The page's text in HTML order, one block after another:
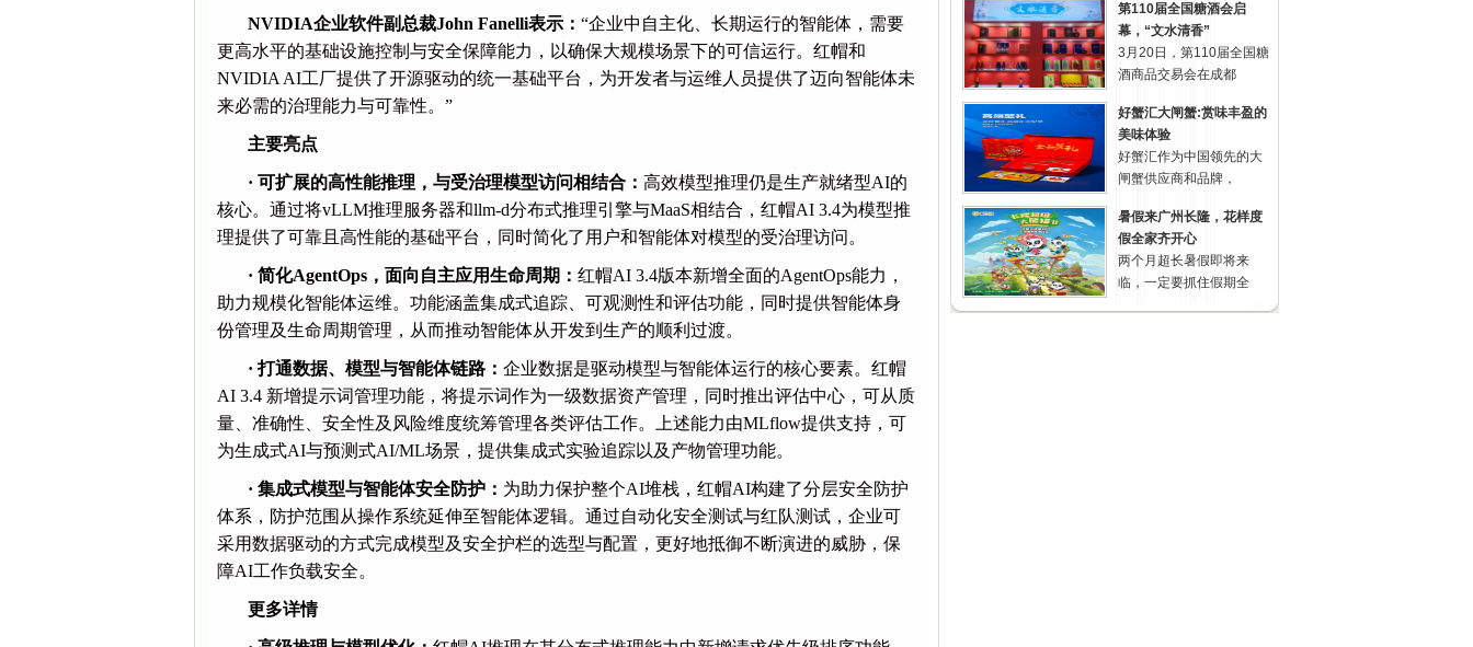
NVIDIA企业软件副总裁John Fanelli表示： “企业中自主化、长期运行的智能体，需要
更高水平的基础设施控制与安全保障能力，以确保大规模场景下的可信运行。红帽和
NVIDIA AI工厂提供了开源驱动的统一基础平台，为开发者与运维人员提供了迈向智能体未
来必需的治理能力与可靠性。”
主要亮点
· 可扩展的高性能推理，与受治理模型访问相结合： 高效模型推理仍是生产就绪型AI的
核心。通过将vLLM推理服务器和llm-d分布式推理引擎与MaaS相结合，红帽AI 3.4为模型推
理提供了可靠且高性能的基础平台，同时简化了用户和智能体对模型的受治理访问。
· 简化AgentOps，面向自主应用生命周期： 红帽AI 3.4版本新增全面的AgentOps能力，
助力规模化智能体运维。功能涵盖集成式追踪、可观测性和评估功能，同时提供智能体身
份管理及生命周期管理，从而推动智能体从开发到生产的顺利过渡。
·打通数据、模型与智能体链路： 企业数据是驱动模型与智能体运行的核心要素。红帽
AI 3.4 新增提示词管理功能，将提示词作为一级数据资产管理，同时推出评估中心，可从质
量、准确性、安全性及风险维度统筹管理各类评估工作。上述能力由MLflow提供支持，可
为生成式AI与预测式AI/ML场景，提供集成式实验追踪以及产物管理功能。
· 集成式模型与智能体安全防护： 为助力保护整个AI堆栈，红帽AI构建了分层安全防护
体系，防护范围从操作系统延伸至智能体逻辑。通过自动化安全测试与红队测试，企业可
采用数据驱动的方式完成模型及安全护栏的选型与配置，更好地抵御不断演进的威胁，保
障AI工作负载安全。
更多详情
第110届全国糖酒会启
幕，“文水清香”
3月20日，第110届全国糖
酒商品交易会在成都
好蟹汇大闸蟹:赏味丰盈的
美味体验
好蟹汇作为中国领先的大
闸蟹供应商和品牌，
暑假来广州长隆，花样度
假全家齐开心
两个月超长暑假即将来
临，一定要抓住假期全